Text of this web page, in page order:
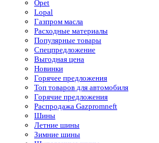
Opet
Lopal
Газпром масла
Расходные материалы
Популярные товары
Спецпредложение
Выгодная цена
Новинки
Горячее предложения
Топ товаров для автомобиля
Горячие предложения
Распродажа Gazpromneft
Шины
Летние шины
Зимние шины